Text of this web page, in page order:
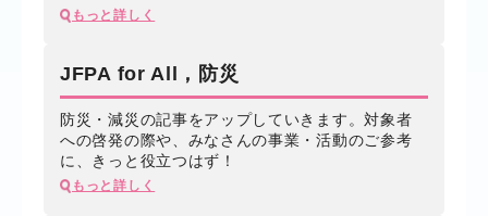
もっと詳しく
JFPA for All，防災
防災・減災の記事をアップしていきます。対象者
への啓発の際や、みなさんの事業・活動のご参考
に、きっと役立つはず！
もっと詳しく